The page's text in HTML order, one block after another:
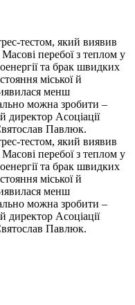
тестом, який виявив
Масові перебої з теплом у
та брак швидких
міської й
менш
можна зробити –
директор Асоціації
Павлюк.
тестом, який виявив
Масові перебої з теплом у
та брак швидких
міської й
менш
можна зробити –
директор Асоціації
Павлюк.